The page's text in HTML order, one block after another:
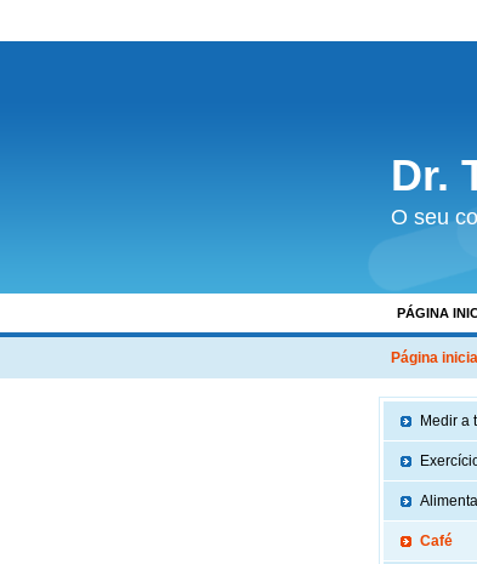
Dr.
O seu
PÁGINA
Página inicial
Medir a
Café